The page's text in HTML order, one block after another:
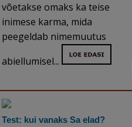
võetakse omaks ka teise
inimese karma, mida
peegeldab nimemuutus
abiellumisel...
Test: kui vanaks Sa elad?